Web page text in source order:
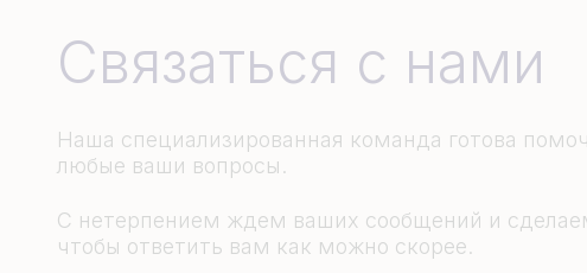
Связаться с нами
Наша специализированная команда готова
любые ваши вопросы.
С нетерпением ждем ваших сообщений и
чтобы ответить вам как можно скорее.